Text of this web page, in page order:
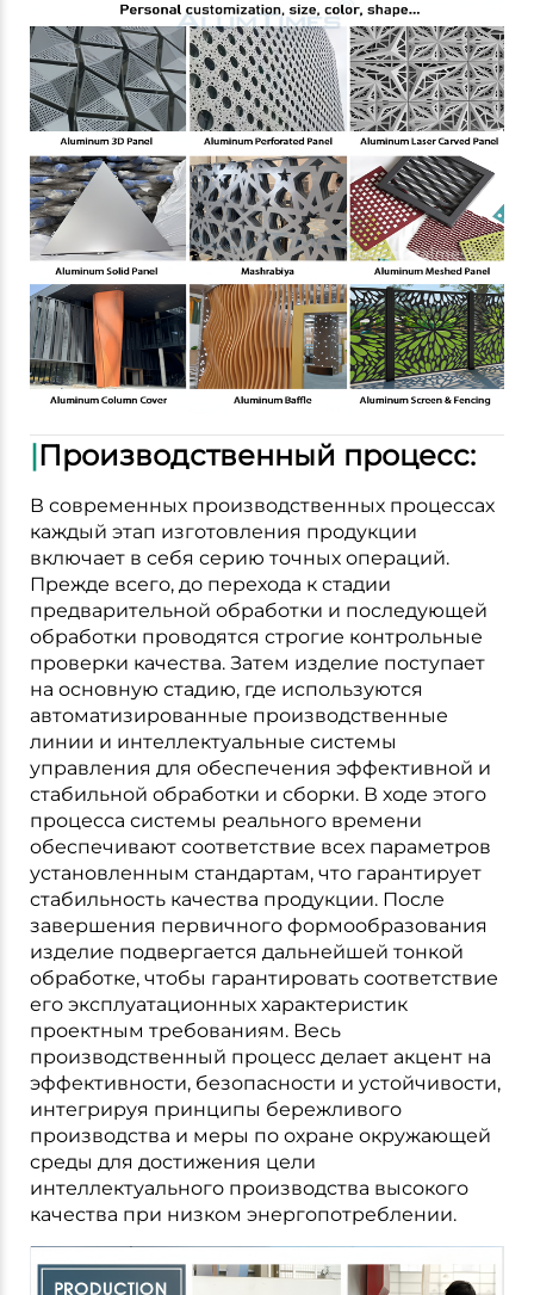
|Производственный процесс:
В современных производственных процессах
каждый этап изготовления продукции
включает в себя серию точных операций.
Прежде всего, до перехода к стадии
предварительной обработки и последующей
обработки проводятся строгие контрольные
проверки качества. Затем изделие поступает
на основную стадию, где используются
автоматизированные производственные
линии и интеллектуальные системы
управления для обеспечения эффективной и
стабильной обработки и сборки. В ходе этого
процесса системы реального времени
обеспечивают соответствие всех параметров
установленным стандартам, что гарантирует
стабильность качества продукции. После
завершения первичного формообразования
изделие подвергается дальнейшей тонкой
обработке, чтобы гарантировать соответствие
его эксплуатационных характеристик
проектным требованиям. Весь
производственный процесс делает акцент на
эффективности, безопасности и устойчивости,
интегрируя принципы бережливого
производства и меры по охране окружающей
среды для достижения цели
интеллектуального производства высокого
качества при низком энергопотреблении.